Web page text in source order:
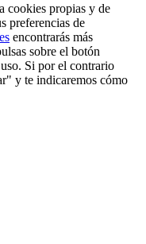
cookies propias y de
preferencias de
encontrarás más
sobre el botón
Si por el contrario
y te indicaremos cómo